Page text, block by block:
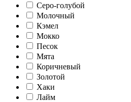
Серо-голубой
Молочный
Кэмел
Мокко
Песок
Мята
Коричневый
Золотой
Хаки
Лайм